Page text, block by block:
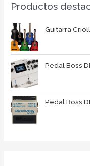
Productos
Guitarra
Pedal Boss
Pedal Boss